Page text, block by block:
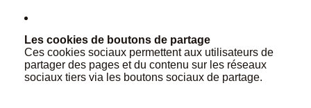
Les cookies de boutons de partage
Ces cookies sociaux permettent aux utilisateurs de
partager des pages et du contenu sur les réseaux
sociaux tiers via les boutons sociaux de partage.